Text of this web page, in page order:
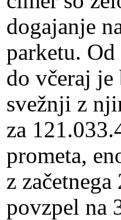
dogajanje
parketu.
do včeraj
svežnji z
za
prometa,
z
povzpel na